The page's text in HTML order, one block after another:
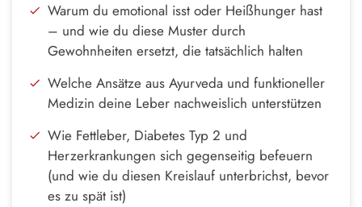
Warum du emotional isst oder Heißhunger hast
– und wie du diese Muster durch
Gewohnheiten ersetzt, die tatsächlich halten
Welche Ansätze aus Ayurveda und funktioneller
Medizin deine Leber nachweislich unterstützen
Wie Fettleber, Diabetes Typ 2 und
Herzerkrankungen sich gegenseitig befeuern
(und wie du diesen Kreislauf unterbrichst, bevor
es zu spät ist)